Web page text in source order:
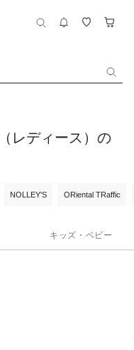
レディース）の
NOLLEY'S ORiental TRaffic
キッズ・ベビー